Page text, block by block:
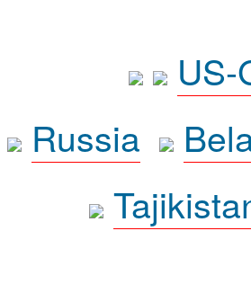
US-
Russia